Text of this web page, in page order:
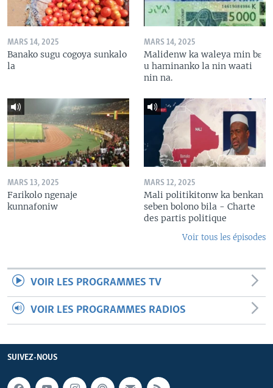
MARS 14, 2025
Banako sugu cogoya sunkalo
la
MARS 14, 2025
Malidenw ka waleya min bɛ
u haminanko la nin waati
nin na.
MARS 13, 2025
Farikolo ngenaje
kunnafoniw
MARS 12, 2025
Mali politikitonw ka benkan
seben bolono bila - Charte
des partis politique
Voir tous les épisodes
VOIR LES PROGRAMMES TV
VOIR LES PROGRAMMES RADIOS
SUIVEZ-NOUS